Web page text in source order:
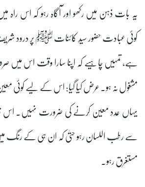
یہ بات ذہن میں رکھو اور آگاہ رہو کہ اس
کوئی عبادت حضور سیدِ کائنات ﷺ پر درود
ہے، تمہیں چاہیے کہ اپنا سارا وقت اس میں
مشغول نہ ہو۔ عرض کیا گیا: اس کے لیے کوئی
یہاں عدد معین کرنے کی ضرورت نہیں۔ اس
سے رطب اللسان رہو حتیٰ کہ ان ہی کے رنگ
مستغرق رہو۔